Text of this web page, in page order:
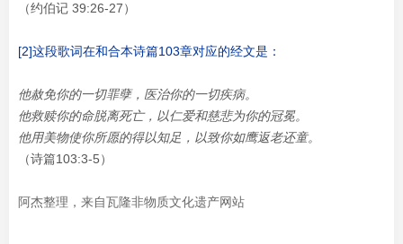
（约伯记 39:26-27）
[2]这段歌词在和合本诗篇103章对应的经文是：
他赦免你的一切罪孽，医治你的一切疾病。
他救赎你的命脱离死亡，以仁爱和慈悲为你的冠冕。
他用美物使你所愿的得以知足，以致你如鹰返老还童。
（诗篇103:3-5）
阿杰整理，来自瓦隆非物质文化遗产网站